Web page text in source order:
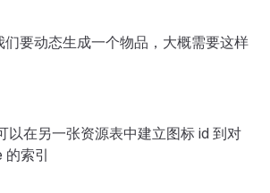
们要动态生成一个物品，大概需要这样
以在另一张资源表中建立图标 id 到对
的索引